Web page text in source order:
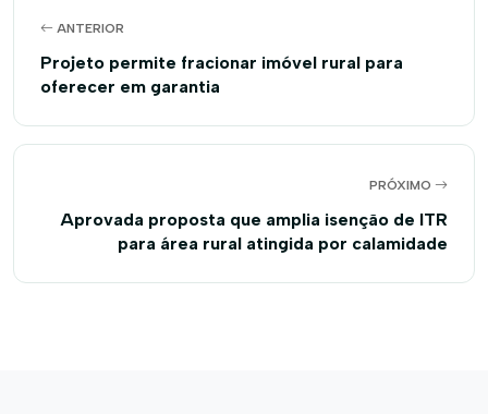
ANTERIOR
Projeto permite fracionar imóvel rural para
oferecer em garantia
PRÓXIMO
Aprovada proposta que amplia isenção de ITR
para área rural atingida por calamidade